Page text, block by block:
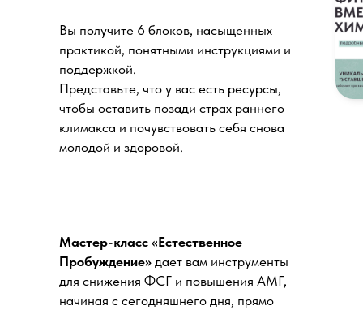
Вы получите 6 блоков, насыщенных
практикой, понятными инструкциями и
поддержкой.
Представьте, что у вас есть ресурсы,
чтобы оставить позади страх раннего
климакса и почувствовать себя снова
молодой и здоровой.
Мастер-класс «Естественное
Пробуждение» дает вам инструменты
для снижения ФСГ и повышения АМГ,
начиная с сегодняшнего дня, прямо